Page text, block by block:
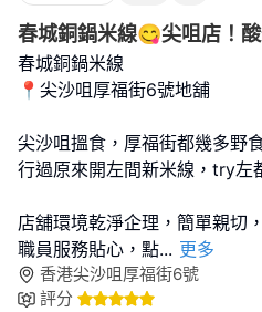
春城銅鍋米線😋尖咀店！
春城銅鍋米線
📍尖沙咀厚福街6號地舖
尖沙咀搵食，厚福街都幾多野食
行過原來開左間新米線，try左
店舖環境乾淨企理，簡單親切，
職員服務貼心，點... 更多
香港尖沙咀厚福街6號
評分